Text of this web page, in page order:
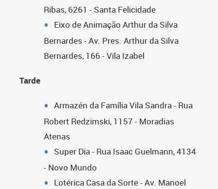
Ribas, 6261 - Santa Felicidade
Eixo de Animação Arthur da Silva
Bernardes - Av. Pres. Arthur da Silva
Bernardes, 166 - Vila Izabel
Tarde
Armazén da Família Vila Sandra - Rua
Robert Redzimski, 1157 - Moradias
Atenas
Super Dia - Rua Isaac Guelmann, 4134
- Novo Mundo
Lotérica Casa da Sorte - Av. Manoel